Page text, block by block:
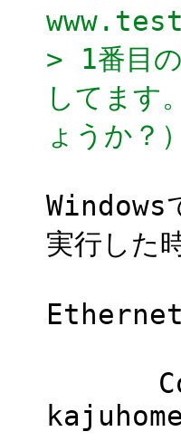
> 1番目
してます
ょうか？）
実行した